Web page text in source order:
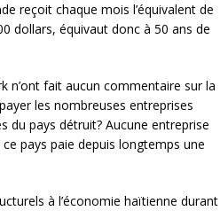
reçoit chaque mois l’équivalent de
dollars, équivaut donc à 50 ans de
n’ont fait aucun commentaire sur la
les nombreuses entreprises
du pays détruit? Aucune entreprise
pays paie depuis longtemps une
à l’économie haïtienne durant